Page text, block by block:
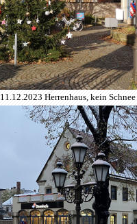
11.12.2023 Herrenhaus, kein